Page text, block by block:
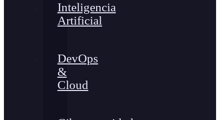
Inteligencia
Artificial
DevOps
&
Cloud